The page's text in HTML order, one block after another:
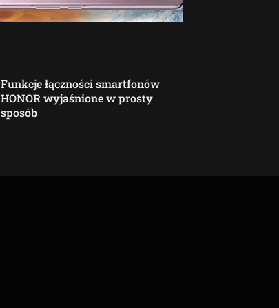
Funkcje łączności smartfonów
HONOR wyjaśnione w prosty
sposób